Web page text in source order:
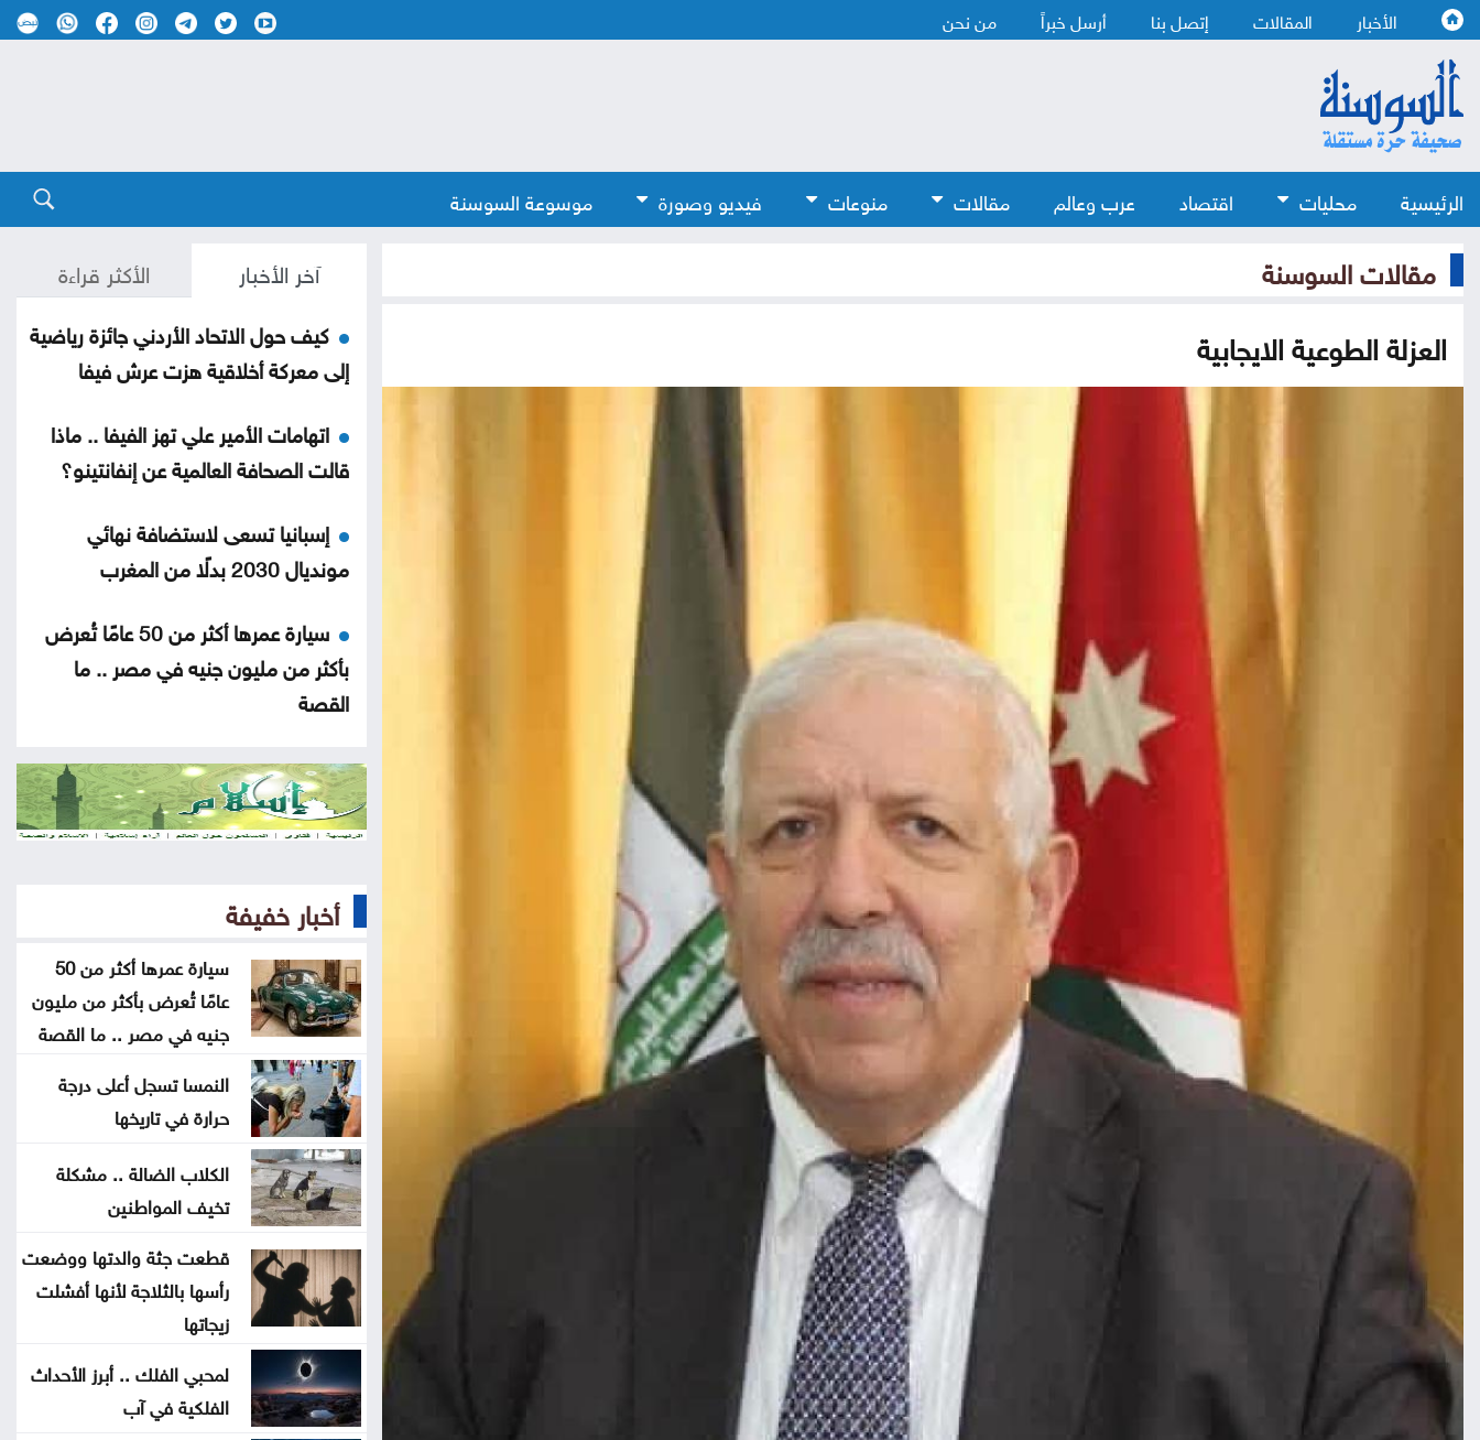
الأخبار المقالات إتصل بنا أرسل خبراً من نحن
الرئيسية محليات اقتصاد عرب وعالم مقالات منوعات فيديو وصورة موسوعة السوسنة
مقالات السوسنة
العزلة الطوعية الايجابية
آخر الأخبار الأكثر قراءة
كيف حول الاتحاد الأردني جائزة رياضية
إلى معركة أخلاقية هزت عرش فيفا
اتهامات الأمير علي تهز الفيفا .. ماذا
قالت الصحافة العالمية عن إنفانتينو؟
إسبانيا تسعى لاستضافة نهائي
مونديال 2030 بدلًا من المغرب
سيارة عمرها أكثر من 50 عامًا تُعرض
بأكثر من مليون جنيه في مصر .. ما
القصة
نقص الشرائح يلاحق آبل .. هل تتأثر
أجهزة آيفون وماك؟
مملة؟
5 إشارات قد يرسلها القلب قبل
الجلطة .. لا تتجاهلها
العدو الخفي للمسافرين .. لماذا
يرهقك اختلاف التوقيت
وداعا لعسر الهضم .. طرق منزلية
بسيطة تمنح معدتك الراحة
هل تأكل البطيخ مع الخبز؟ خبراء
يوضحون ما قد يحدث لجسمك
عطالله: الوصاية الهاشمية صمام أمان
للمقدسات في القدس
أخبار خفيفة
سيارة عمرها أكثر من 50
عامًا تُعرض بأكثر من مليون
جنيه في مصر .. ما القصة
النمسا تسجل أعلى درجة
حرارة في تاريخها
الكلاب الضالة .. مشكلة
تخيف المواطنين
قطعت جثة والدتها ووضعت
رأسها بالثلاجة لأنها أفشلت
زيجاتها
لمحبي الفلك .. أبرز الأحداث
الفلكية في آب